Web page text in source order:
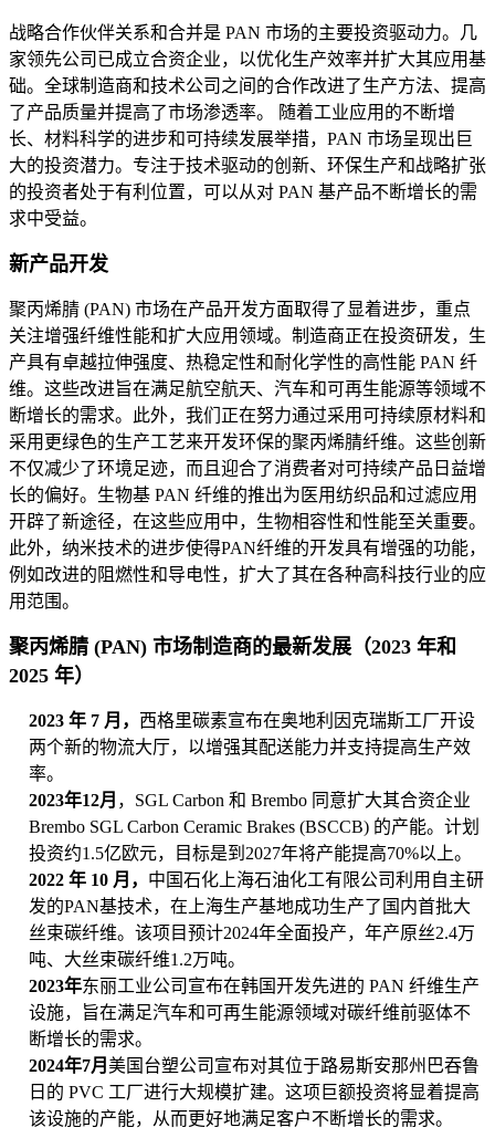
战略合作伙伴关系和合并是 PAN 市场的主要投资驱动力。几
家领先公司已成立合资企业，以优化生产效率并扩大其应用基
础。全球制造商和技术公司之间的合作改进了生产方法、提高
了产品质量并提高了市场渗透率。 随着工业应用的不断增
长、材料科学的进步和可持续发展举措，PAN 市场呈现出巨
大的投资潜力。专注于技术驱动的创新、环保生产和战略扩张
的投资者处于有利位置，可以从对 PAN 基产品不断增长的需
求中受益。
新产品开发
聚丙烯腈 (PAN) 市场在产品开发方面取得了显着进步，重点
关注增强纤维性能和扩大应用领域。制造商正在投资研发，生
产具有卓越拉伸强度、热稳定性和耐化学性的高性能 PAN 纤
维。这些改进旨在满足航空航天、汽车和可再生能源等领域不
断增长的需求。此外，我们正在努力通过采用可持续原材料和
采用更绿色的生产工艺来开发环保的聚丙烯腈纤维。这些创新
不仅减少了环境足迹，而且迎合了消费者对可持续产品日益增
长的偏好。生物基 PAN 纤维的推出为医用纺织品和过滤应用
开辟了新途径，在这些应用中，生物相容性和性能至关重要。
此外，纳米技术的进步使得PAN纤维的开发具有增强的功能，
例如改进的阻燃性和导电性，扩大了其在各种高科技行业的应
用范围。
聚丙烯腈 (PAN) 市场制造商的最新发展（2023 年和
2025 年）
2023 年 7 月， 西格里碳素宣布在奥地利因克瑞斯工厂开设
两个新的物流大厅，以增强其配送能力并支持提高生产效
率。
2023年12月 ，SGL Carbon 和 Brembo 同意扩大其合资企业
Brembo SGL Carbon Ceramic Brakes (BSCCB) 的产能。计划
投资约1.5亿欧元，目标是到2027年将产能提高70%以上。
2022 年 10 月， 中国石化上海石油化工有限公司利用自主研
发的PAN基技术，在上海生产基地成功生产了国内首批大
丝束碳纤维。该项目预计2024年全面投产，年产原丝2.4万
吨、大丝束碳纤维1.2万吨。
2023年东丽工业公司宣布在韩国开发先进的 PAN 纤维生产
设施，旨在满足汽车和可再生能源领域对碳纤维前驱体不
断增长的需求。
2024年7月 美国台塑公司宣布对其位于路易斯安那州巴吞鲁
日的 PVC 工厂进行大规模扩建。这项巨额投资将显着提高
该设施的产能，从而更好地满足客户不断增长的需求。